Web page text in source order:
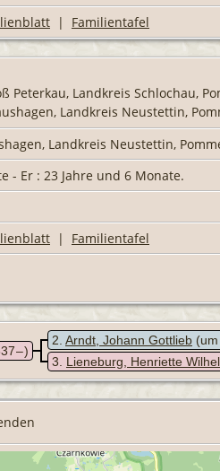
| Familientafel
Peterkau, Landkreis Schlochau,
Landkreis Neustettin,
Landkreis Neustettin,
- Er : 23 Jahre und 6 Monate.
| Familientafel
– )
2 Arndt, Johann Gottlieb (um
3
Lieneburg, Henriette